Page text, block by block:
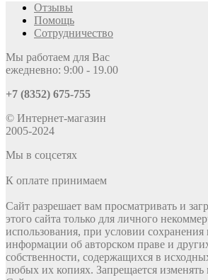
Отзывы
Помощь
Сотрудничество
Мы работаем для Вас
ежедневно: 9:00 - 19.00
+7 (8352) 675-755
© Интернет-магазин
2005-2024
Мы в соцсетях
К оплате принимаем
Сайт разрешает вам просматривать и
этого сайта только для личного
использования, при условии сохранения
информации об авторском праве и
собственности, содержащихся в
любых их копиях. Запрещается изменять